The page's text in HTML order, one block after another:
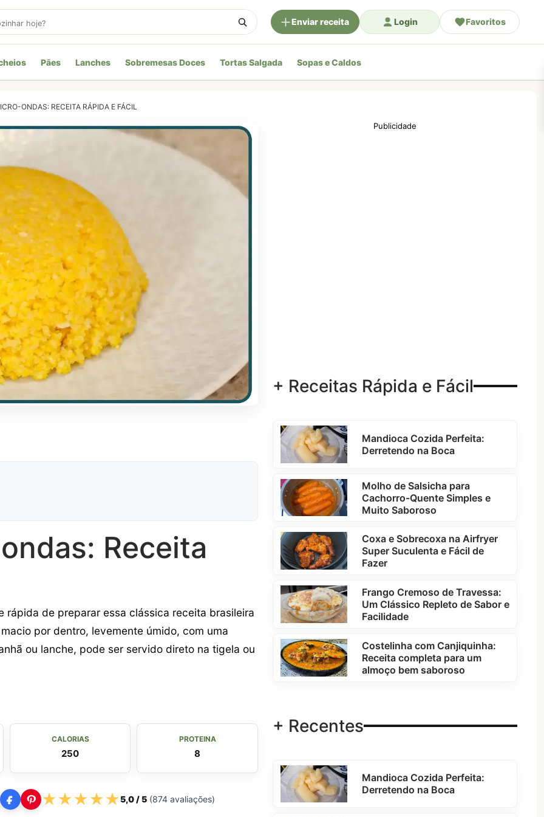
Enviar receita Login Favoritos
Pães Lanches Sobremesas Doces Tortas Salgada Sopas e Caldos
ONDAS: RECEITA RÁPIDA E FÁCIL
Receita
de preparar essa clássica receita brasileira
por dentro, levemente úmido, com uma
ou lanche, pode ser servido direto na tigela ou
CALORIAS
250
PROTEINA
8
★★★★★5,0/ 5 (874 avaliações)
Publicidade
+ Receitas Rápida e Fácil
Mandioca Cozida Perfeita:
Derretendo na Boca
Molho de Salsicha para
Cachorro-Quente Simples e
Muito Saboroso
Coxa e Sobrecoxa na Airfryer
Super Suculenta e Fácil de
Fazer
Frango Cremoso de Travessa:
Um Clássico Repleto de Sabor e
Facilidade
Costelinha com Canjiquinha:
Receita completa para um
almoço bem saboroso
+ Recentes
Mandioca Cozida Perfeita:
Derretendo na Boca